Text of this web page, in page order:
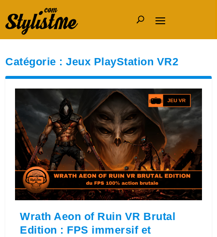
Catégorie :Jeux PlayStation VR2
Wrath Aeon of Ruin VR Brutal
Edition : FPS immersif et